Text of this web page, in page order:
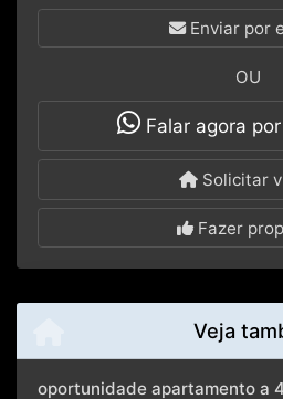
Enviar por
OU
Falar agora
Solicitar
Fazer
Veja
oportunidade apartamento a